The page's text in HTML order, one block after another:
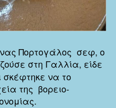
Πορτογάλος σεφ, ο
στη Γαλλία, είδε
σκέφτηκε να το
της βορειο-